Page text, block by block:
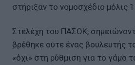
στήριξαν το νομοσχέδιο μόλις
Στελέχη του ΠΑΣΟΚ,
βρέθηκε ούτε ένας βουλευτής
«όχι» στη ρύθμιση για το γάμο